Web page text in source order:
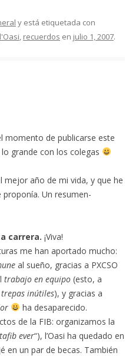
y está etiquetada con
l'Oasi, recuerdos en julio 1, 2007.
momento de publicarse este
grande con los colegas
mejor año de mi vida, y que he
Un resumen-
carrera. ¡Viva!
me han aportado mucho:
al sueño, gracias a PXCSO
trabajo en equipo (esto, a
inútiles), y gracias a
ha desaparecido.
de la FIB: organizamos la
ever“), l’Oasi ha quedado en
en un par de becas. También